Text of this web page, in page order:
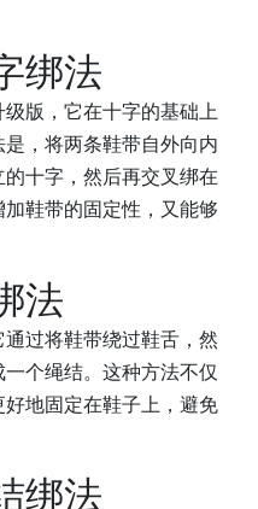
绑法
版，它在十字的基础上
，将两条鞋带自外向内
十字，然后再交叉绑在
鞋带的固定性，又能够
法
过将鞋带绕过鞋舌，然
个绳结。这种方法不仅
地固定在鞋子上，避免
绑法